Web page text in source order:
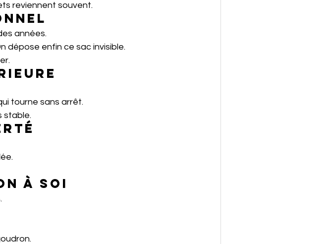
reviennent souvent.
années.
dépose enfin ce sac invisible.
tourne sans arrêt.
stable.
à soi